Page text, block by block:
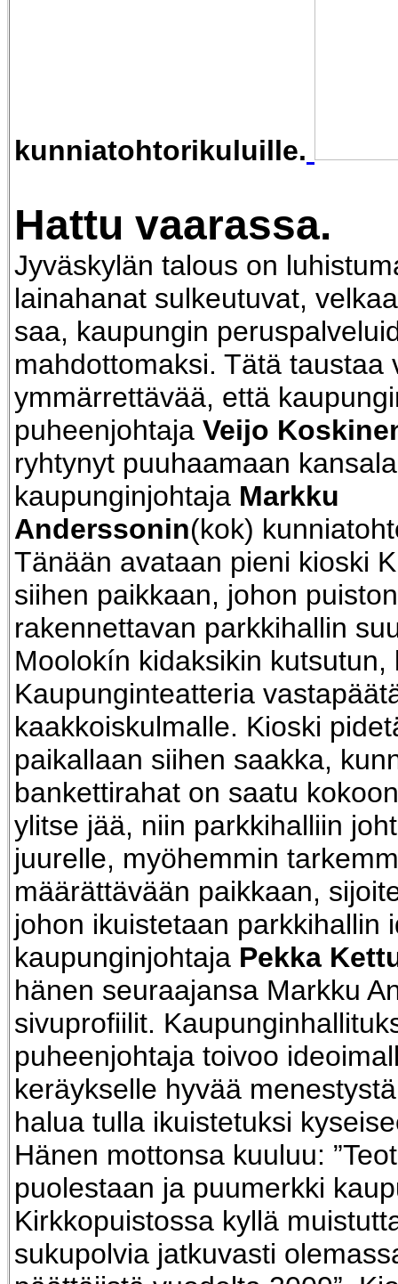
kunniatohtorikuluille.
Hattu vaarassa.
Jyväskylän talous on
lainahanat sulkeutuvat,
saa, kaupungin
mahdottomaksi. Tätä taustaa
ymmärrettävää, että
puheenjohtaja Veijo
ryhtynyt puuhaamaan
kaupunginjohtaja Markku
Anderssonin(kok)
Tänään avataan pieni kioski
siihen paikkaan, johon
rakennettavan parkkihallin
Moolokín kidaksikin kutsutun,
Kaupunginteatteria
kaakkoiskulmalle. Kioski
paikallaan siihen saakka,
bankettirahat on saatu
ylitse jää, niin parkkihalliin
juurelle, myöhemmin
määrättävään paikkaan,
johon ikuistetaan parkkihallin
kaupunginjohtaja Pekka
hänen seuraajansa Markku
sivuprofiilit.
puheenjohtaja toivoo
keräykselle hyvää
halua tulla ikuistetuksi
Hänen mottonsa kuuluu:
puolestaan ja puumerkki
Kirkkopuistossa kyllä
sukupolvia jatkuvasti